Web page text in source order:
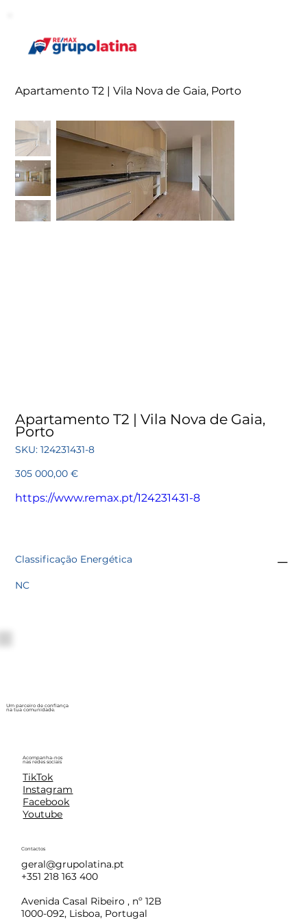
Apartamento T2 | Vila Nova de Gaia, Porto
Apartamento T2 | Vila Nova de Gaia,
Porto
SKU: SKU
124231431-
124231431-8
Preço
305 000,00 €
https://www.remax.pt/124231431-8
Classificação Energética
NC
Um parceiro de confiança
na tua comunidade.
Acompanha-nos
nas redes sociais
TikTok
Instagram
Facebook
Youtube
Contactos
geral@grupolatina.pt
+351 218 163 400
Avenida Casal Ribeiro , nº 12B
1000-092, Lisboa, Portugal